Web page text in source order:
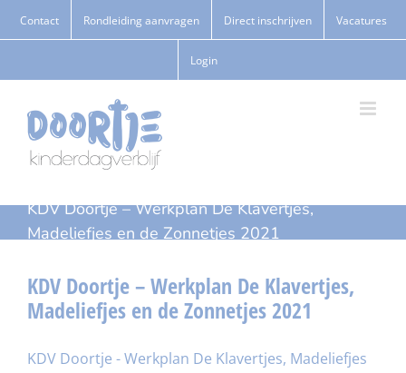
naar
Contact Rondleiding aanvragen Direct inschrijven Vacatures
Login
KDV Doortje – Werkplan De Klavertjes,
Madeliefjes en de Zonnetjes 2021
KDV Doortje – Werkplan De Klavertjes,
Madeliefjes en de Zonnetjes 2021
KDV Doortje - Werkplan De Klavertjes, Madeliefjes